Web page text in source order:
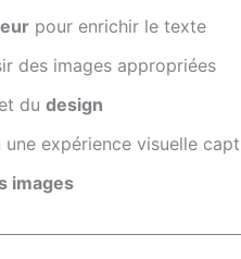
pour enrichir le texte
des images appropriées
et du design
une expérience visuelle
images